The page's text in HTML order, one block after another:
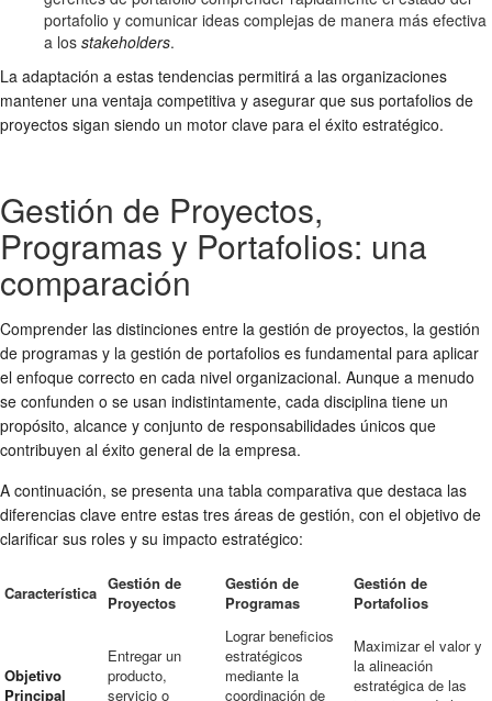
portafolio y comunicar ideas complejas de manera más efectiva
a los stakeholders.
La adaptación a estas tendencias permitirá a las organizaciones
mantener una ventaja competitiva y asegurar que sus portafolios de
proyectos sigan siendo un motor clave para el éxito estratégico.
Gestión de Proyectos,
Programas y Portafolios: una
comparación
Comprender las distinciones entre la gestión de proyectos, la gestión
de programas y la gestión de portafolios es fundamental para aplicar
el enfoque correcto en cada nivel organizacional. Aunque a menudo
se confunden o se usan indistintamente, cada disciplina tiene un
propósito, alcance y conjunto de responsabilidades únicos que
contribuyen al éxito general de la empresa.
A continuación, se presenta una tabla comparativa que destaca las
diferencias clave entre estas tres áreas de gestión, con el objetivo de
clarificar sus roles y su impacto estratégico:
Característica Gestión de
Proyectos
Gestión de
Programas
Gestión de
Portafolios
Objetivo
Principal
Entregar un
producto,
servicio o
Lograr beneficios
estratégicos
mediante la
coordinación de
Maximizar el valor y
la alineación
estratégica de las